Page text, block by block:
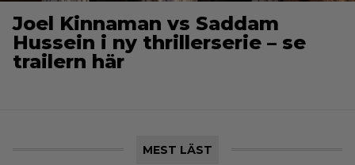
Joel Kinnaman vs Saddam
Hussein i ny thrillerserie – se
trailern här
MEST LÄST